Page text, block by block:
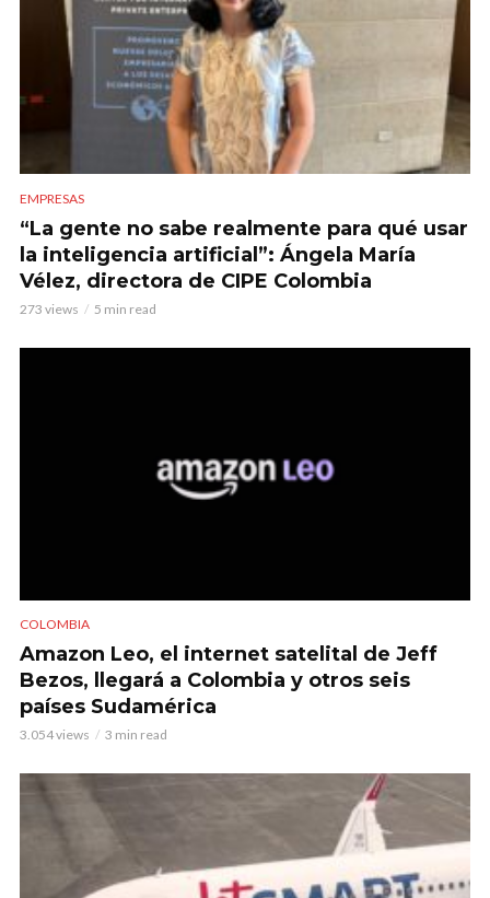
EMPRESAS
“La gente no sabe realmente para qué usar
la inteligencia artificial”: Ángela María
Vélez, directora de CIPE Colombia
273 views 5 min read
COLOMBIA
Amazon Leo, el internet satelital de Jeff
Bezos, llegará a Colombia y otros seis
países Sudamérica
3.054 views 3 min read